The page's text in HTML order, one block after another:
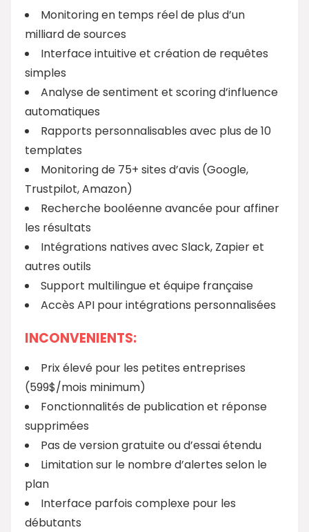
Monitoring en temps réel de plus d’un
milliard de sources
Interface intuitive et création de requêtes
simples
Analyse de sentiment et scoring d’influence
automatiques
Rapports personnalisables avec plus de 10
templates
Monitoring de 75+ sites d’avis (Google,
Trustpilot, Amazon)
Recherche booléenne avancée pour affiner
les résultats
Intégrations natives avec Slack, Zapier et
autres outils
Support multilingue et équipe française
Accès API pour intégrations personnalisées
INCONVENIENTS:
Prix élevé pour les petites entreprises
(599$/mois minimum)
Fonctionnalités de publication et réponse
supprimées
Pas de version gratuite ou d’essai étendu
Limitation sur le nombre d’alertes selon le
plan
Interface parfois complexe pour les
débutants